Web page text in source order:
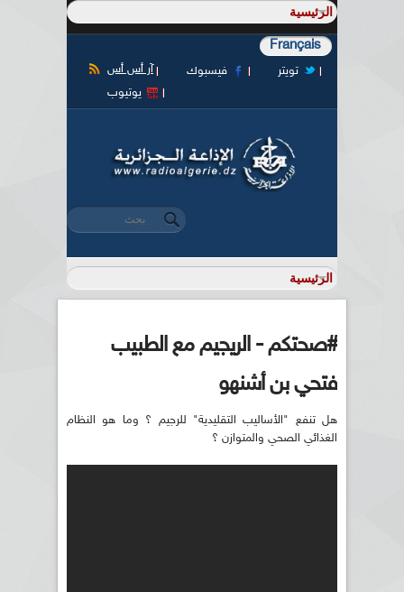
Français
آر أس أس فيسبوك
تويتر
يوتيوب
استمارة البحث
‏بحث ‏
#صحتكم - الريجيم مع الطبيب
فتحي بن أشنهو
هل تنفع "الأساليب التقليدية" للرجيم ؟ وما هو النظام
الغذائي الصحي والمتوازن ؟